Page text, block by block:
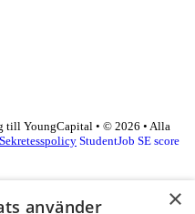
till YoungCapital • © 2026 • Alla
Sekretesspolicy StudentJob SE score
×
använder